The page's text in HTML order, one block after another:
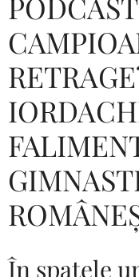
În spatele